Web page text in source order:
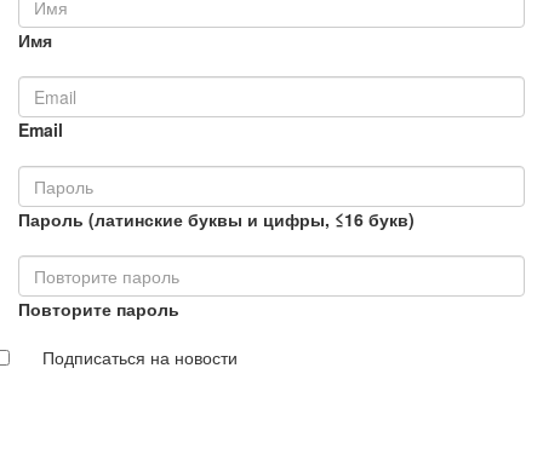
Имя
Email
Пароль (латинские буквы и цифры, ≤16 букв)
Повторите пароль
Подписаться на новости